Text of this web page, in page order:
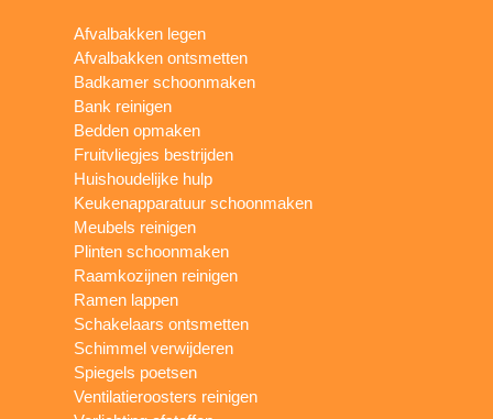
Afvalbakken legen
Afvalbakken ontsmetten
Badkamer schoonmaken
Bank reinigen
Bedden opmaken
Fruitvliegjes bestrijden
Huishoudelijke hulp
Keukenapparatuur schoonmaken
Meubels reinigen
Plinten schoonmaken
Raamkozijnen reinigen
Ramen lappen
Schakelaars ontsmetten
Schimmel verwijderen
Spiegels poetsen
Ventilatieroosters reinigen